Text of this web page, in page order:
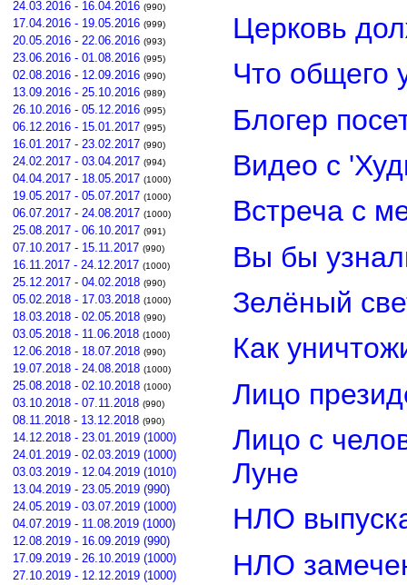
24.03.2016 - 16.04.2016 (990)
17.04.2016 - 19.05.2016 (999)
20.05.2016 - 22.06.2016 (993)
23.06.2016 - 01.08.2016 (995)
02.08.2016 - 12.09.2016 (990)
13.09.2016 - 25.10.2016 (989)
26.10.2016 - 05.12.2016 (995)
06.12.2016 - 15.01.2017 (995)
16.01.2017 - 23.02.2017 (990)
24.02.2017 - 03.04.2017 (994)
04.04.2017 - 18.05.2017 (1000)
19.05.2017 - 05.07.2017 (1000)
06.07.2017 - 24.08.2017 (1000)
25.08.2017 - 06.10.2017 (991)
07.10.2017 - 15.11.2017 (990)
16.11.2017 - 24.12.2017 (1000)
25.12.2017 - 04.02.2018 (990)
05.02.2018 - 17.03.2018 (1000)
18.03.2018 - 02.05.2018 (990)
03.05.2018 - 11.06.2018 (1000)
12.06.2018 - 18.07.2018 (990)
19.07.2018 - 24.08.2018 (1000)
25.08.2018 - 02.10.2018 (1000)
03.10.2018 - 07.11.2018 (990)
08.11.2018 - 13.12.2018 (990)
14.12.2018 - 23.01.2019 (1000)
24.01.2019 - 02.03.2019 (1000)
03.03.2019 - 12.04.2019 (1010)
13.04.2019 - 23.05.2019 (990)
24.05.2019 - 03.07.2019 (1000)
04.07.2019 - 11.08.2019 (1000)
12.08.2019 - 16.09.2019 (990)
17.09.2019 - 26.10.2019 (1000)
27.10.2019 - 12.12.2019 (1000)
Церковь
Что общего
Блогер
Видео с
Встреча с
Вы бы
Зелёный
Как
Лицо
Лицо с
Луне
НЛО
НЛО